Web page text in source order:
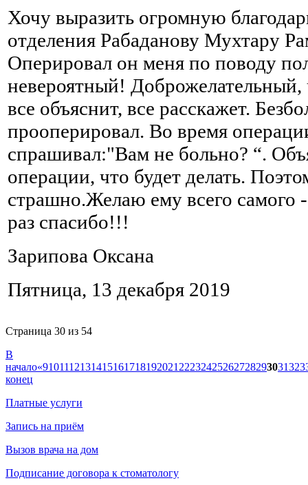
Хочу выразить огромную
отделения Рабаданову Мухтару
Оперировал он меня по поводу
невероятный!
все объяснит, все расскажет.
прооперировал. Во время
спрашивал:"Вам не больно? “.
операции, что будет делать.
страшно.Желаю ему всего самого
раз спасибо!!!
Зарипова Оксана
Пятница, 13 декабря 2019
Страница 30 из 54
В
начало«9101112131415161718192021 2223242526272829303132
конец
Платные услуги
Запись на приём
Вызов врача на дом
Подписание договора к стоматологу